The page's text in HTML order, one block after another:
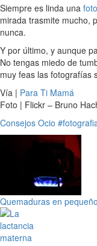
Siempre es linda una foto
mirada trasmite mucho,
nunca.
Y por último, y aunque
No tengas miedo de
muy feas las fotografías
Vía | Para Ti Mamá
Foto | Flickr – Bruno
Consejos Ocio
Quemaduras en